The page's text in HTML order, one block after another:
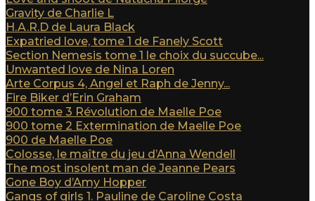
Gravity de Charlie L
H.A.R.D de Laura Black
Expatried love, tome 1 de Fanely Scott
Section Nemesis tome 1 le choix du succube...
Unwanted love de Nina Loren
Arte Corpus 4, Angel et Raph de Jenny...
Fire Biker d’Erin Graham
900 tome 3 Révolution de Maelle Poe
900 tome 2 Extermination de Maelle Poe
900 de Maelle Poe
Colosse, le maître du jeu d’Anna Wendell
The most insolent man de Jeanne Pears
Gone Boy d’Amy Hopper
Gangs of girls 1. Pauline de Caroline Costa